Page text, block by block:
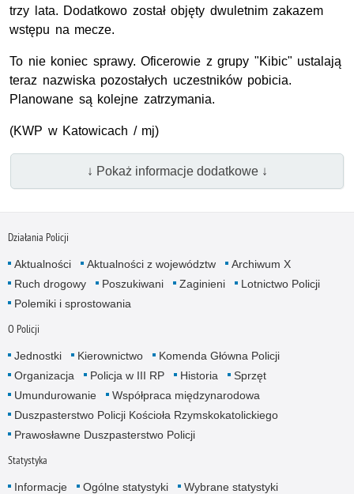
trzy lata. Dodatkowo został objęty dwuletnim zakazem
wstępu na mecze.
To nie koniec sprawy. Oficerowie z grupy "Kibic" ustalają
teraz nazwiska pozostałych uczestników pobicia.
Planowane są kolejne zatrzymania.
(KWP w Katowicach / mj)
↓ Pokaż informacje dodatkowe ↓
Działania Policji
Aktualności Aktualności z województw
Archiwum X
Ruch drogowy
Poszukiwani Zaginieni
Lotnictwo Policji
Polemiki i sprostowania
O Policji
Jednostki Kierownictwo
Komenda Główna Policji
Organizacja
Policja w III RP Historia
Sprzęt
Umundurowanie
Współpraca międzynarodowa
Duszpasterstwo Policji Kościoła Rzymskokatolickiego
Prawosławne Duszpasterstwo Policji
Statystyka
Informacje Ogólne statystyki
Wybrane statystyki